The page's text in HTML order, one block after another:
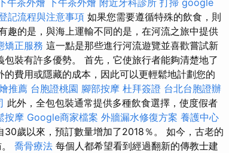
記流程與注意事項 如果您需要遵循特殊的飲食，則
趣的是，與海上運輸不同的是，在河流之旅中提供
矯正服務 這一點是那些進行河流遊覽並喜歡嘗試新
裝有許多優勢。 首先，它使旅行者能夠清楚地了
費用或隱藏的成本，因此可以更輕鬆地計劃您的
推薦 台胞證桃園 腳部按摩 杜拜簽證 台北台胞證辦
此外，全包包裝通常提供多種飲食選擇，使度假者
按摩 Google商家檔案 外牆漏水修復方案 養護中心
歲以來，預訂數量增加了2018％。 如今，古老的
喬骨療法 每個人都希望看到經過翻新的傳教士建